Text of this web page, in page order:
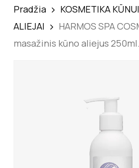
Pradžia KOSMETIKA KŪNUI
ALIEJAI
HARMOS SPA
masažinis kūno aliejus 250ml.